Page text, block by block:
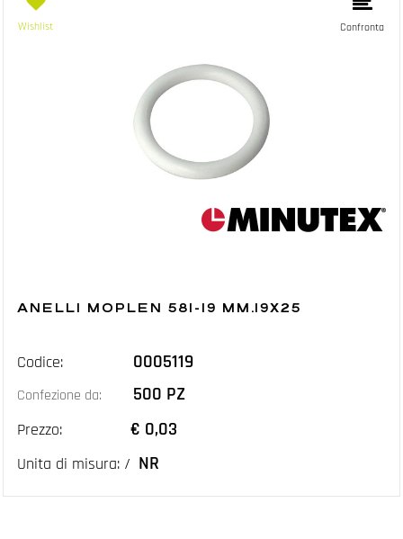
Wishlist Confronta
ANELLI MOPLEN 581-19 MM.19X25
Codice: 0005119
Confezione da: 500 PZ
Prezzo: € 0,03
Unita di misura: / NR